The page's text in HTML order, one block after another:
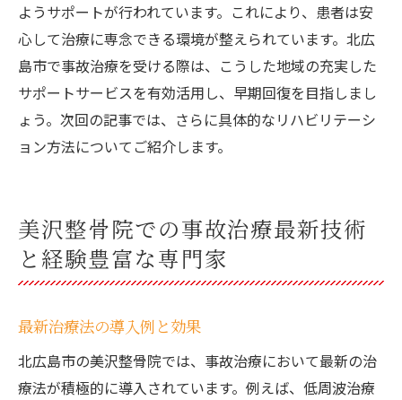
ようサポートが行われています。これにより、患者は安
心して治療に専念できる環境が整えられています。北広
島市で事故治療を受ける際は、こうした地域の充実した
サポートサービスを有効活用し、早期回復を目指しまし
ょう。次回の記事では、さらに具体的なリハビリテーシ
ョン方法についてご紹介します。
美沢整骨院での事故治療最新技術
と経験豊富な専門家
最新治療法の導入例と効果
北広島市の美沢整骨院では、事故治療において最新の治
療法が積極的に導入されています。例えば、低周波治療